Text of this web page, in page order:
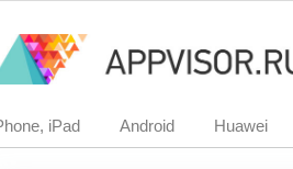
iPad Android Huawei